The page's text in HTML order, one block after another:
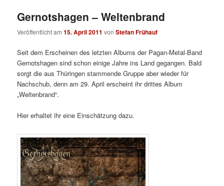
Gernotshagen – Weltenbrand
Veröffentlicht am15. April 2011 vonStefan Frühauf
Seit dem Erscheinen des letzten Albums der Pagan-Metal-Band
Gernotshagen sind schon einige Jahre ins Land gegangen. Bald
sorgt die aus Thüringen stammende Gruppe aber wieder für
Nachschub, denn am 29. April erscheint ihr drittes Album
„Weltenbrand“.
Hier erhaltet ihr eine Einschätzung dazu.